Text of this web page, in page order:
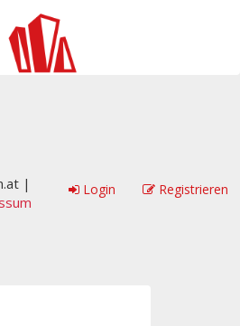
Login Registrieren
|